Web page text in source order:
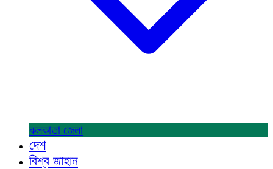
কলকাতা জেলা
দেশ
বিশ্ব জাহান